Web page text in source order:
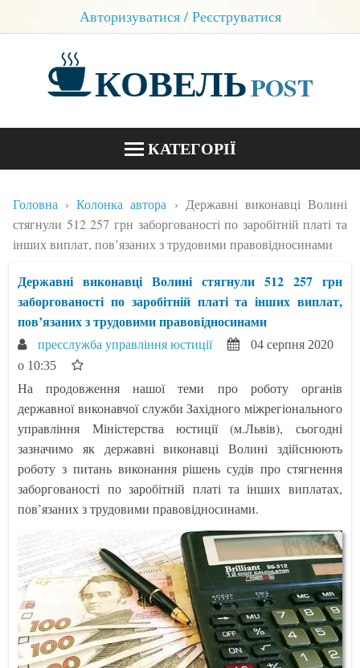
Авторизуватися / Реєструватися
КОВЕЛЬPOST
КАТЕГОРІЇ
БЛОГИ
КОНТАКТИ
Головна Колонка автора
Державні виконавці Волині
стягнули 512 257 грн заборгованості по заробітній платі та
інших виплат, пов’язаних з трудовими правовідносинами
Державні виконавці Волині стягнули 512 257 грн
заборгованості по заробітній платі та інших виплат,
пов’язаних з трудовими правовідносинами
пресслужба управління юстиції
04 серпня 2020
о 10:35
На продовження нашої теми про роботу органів
державної виконавчої служби Західного міжрегіонального
управління Міністерства юстиції (м.Львів), сьогодні
зазначимо як державні виконавці Волині здійснюють
роботу з питань виконання рішень судів про стягнення
заборгованості по заробітній платі та інших виплатах,
пов’язаних з трудовими правовідносинами.